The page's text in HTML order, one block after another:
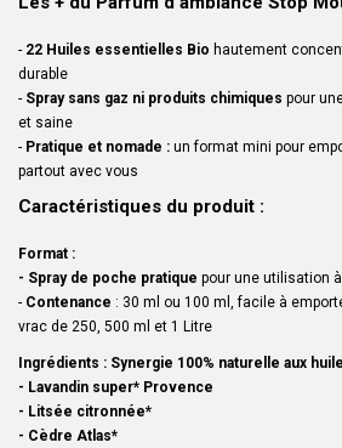
- 22 Huiles essentielles Bio hautement
durable
- Spray sans gaz ni produits chimiques pour
et saine
- Pratique et nomade : un format mini pour
partout avec vous
Caractéristiques du produit :
Format :
- Spray de poche pratique pour une utilisation
- Contenance : 30 ml ou 100 ml, facile à
vrac de 250, 500 ml et 1 Litre
Ingrédients : Synergie 100% naturelle aux
- Lavandin super* Provence
- Litsée citronnée*
- Cèdre Atlas*